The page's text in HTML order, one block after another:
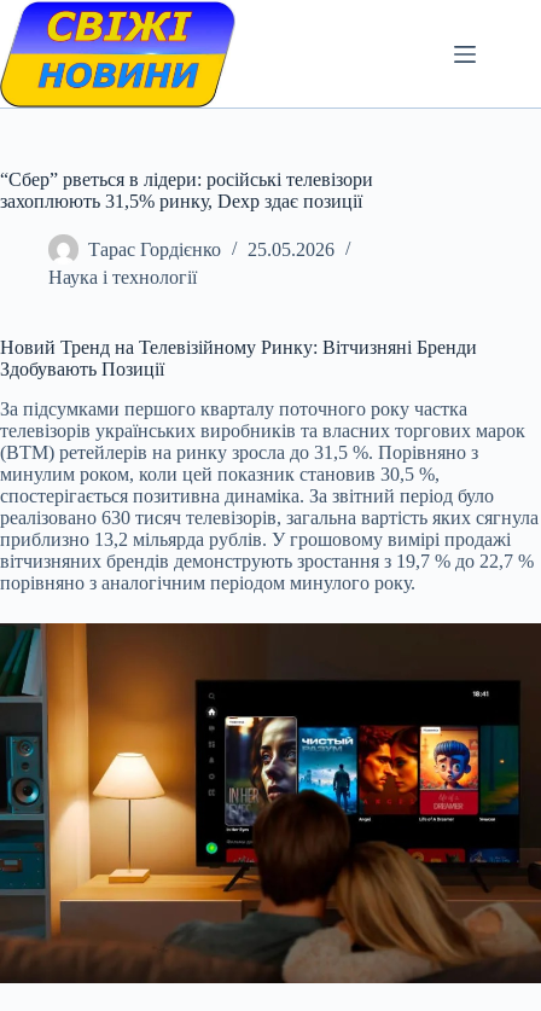
Skip
content
“Сбер” рветься в лідери: російські телевізори
захоплюють 31,5% ринку, Dexp здає позиції
Тарас Гордієнко
25.05.2026
Наука і технології
Новий Тренд на Телевізійному Ринку: Вітчизняні Бренди
Здобувають Позиції
За підсумками першого кварталу поточного року частка
телевізорів українських виробників та власних торгових марок
(ВТМ) ретейлерів на ринку зросла до 31,5 %. Порівняно з
минулим роком, коли цей показник становив 30,5 %,
спостерігається позитивна динаміка. За звітний період було
реалізовано 630 тисяч телевізорів, загальна вартість яких сягнула
приблизно 13,2 мільярда рублів. У грошовому вимірі продажі
вітчизняних брендів демонструють зростання з 19,7 % до 22,7 %
порівняно з аналогічним періодом минулого року.